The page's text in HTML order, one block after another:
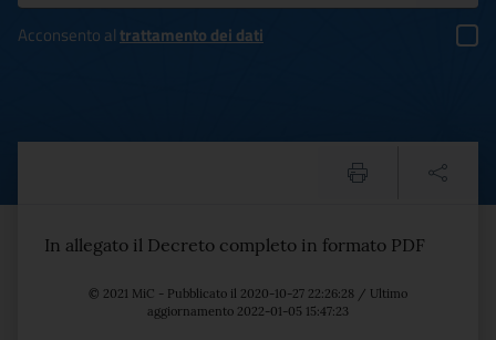
Acconsento altrattamento dei dati
DM 501 03/11/2016
Testo del comunicato
In allegato il Decreto completo in formato PDF
© 2021 MiC - Pubblicato il 2020-10-27 22:26:28 / Ultimo
aggiornamento 2022-01-05 15:47:23